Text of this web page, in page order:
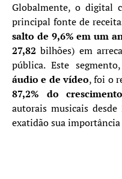
Globalmente, o digital
principal fonte de
salto de 9,6% em um
27,82 bilhões) em
pública. Este
áudio e de vídeo, foi o
87,2% do crescimento
autorais musicais
exatidão sua